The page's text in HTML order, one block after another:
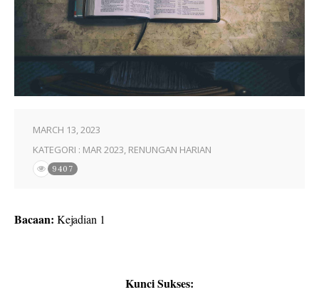
MARCH 13, 2023
KATEGORI : MAR 2023, RENUNGAN HARIAN
9407
Bacaan: Kejadian 1
Kunci Sukses: